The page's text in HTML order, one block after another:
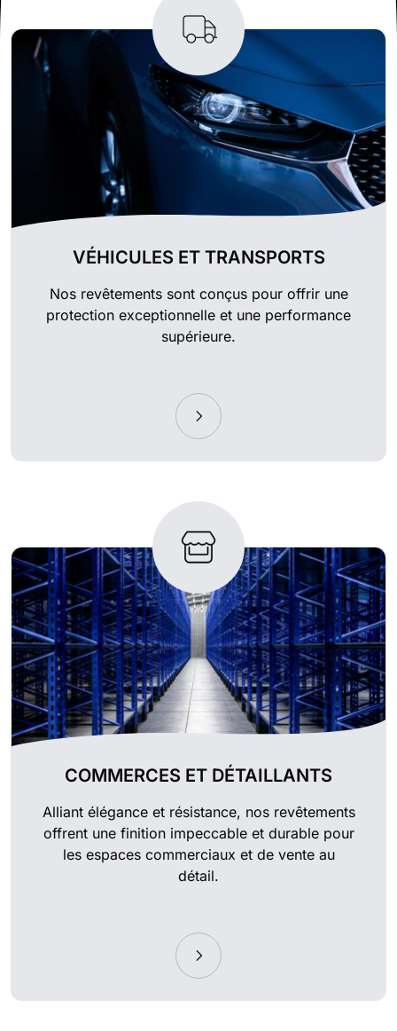
VÉHICULES ET TRANSPORTS
Nos revêtements sont conçus pour offrir une
protection exceptionnelle et une performance
supérieure.
COMMERCES ET DÉTAILLANTS
Alliant élégance et résistance, nos revêtements
offrent une finition impeccable et durable pour
les espaces commerciaux et de vente au
détail.